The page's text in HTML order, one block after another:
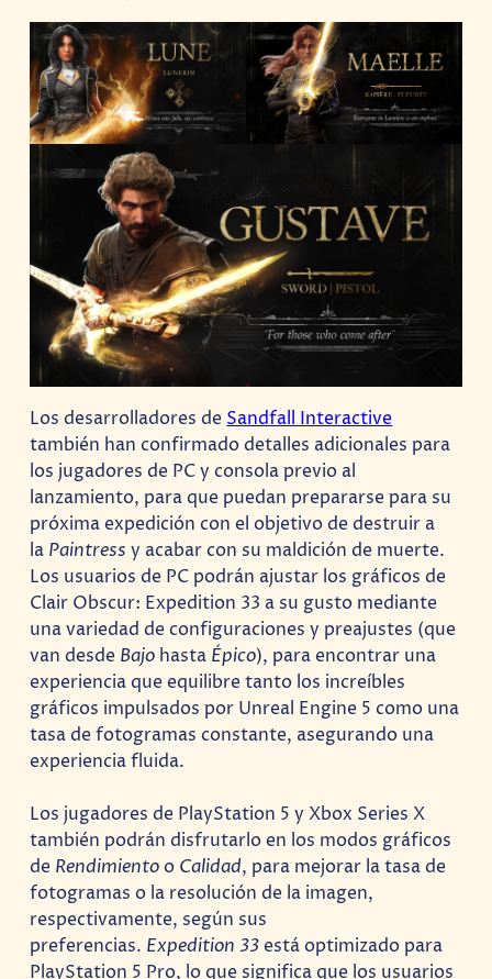
Los desarrolladores de Sandfall Interactive
también han confirmado detalles adicionales para
los jugadores de PC y consola previo al
lanzamiento, para que puedan prepararse para su
próxima expedición con el objetivo de destruir a
la Paintress y acabar con su maldición de muerte.
Los usuarios de PC podrán ajustar los gráficos de
Clair Obscur: Expedition 33 a su gusto mediante
una variedad de configuraciones y preajustes (que
van desde Bajo hasta Épico), para encontrar una
experiencia que equilibre tanto los increíbles
gráficos impulsados por Unreal Engine 5 como una
tasa de fotogramas constante, asegurando una
experiencia fluida.
Los jugadores de PlayStation 5 y Xbox Series X
también podrán disfrutarlo en los modos gráficos
de Rendimientoo Calidad, para mejorar la tasa de
fotogramas o la resolución de la imagen,
respectivamente, según sus
preferencias. Expedition 33está optimizado para
PlayStation 5 Pro, lo que significa que los usuarios